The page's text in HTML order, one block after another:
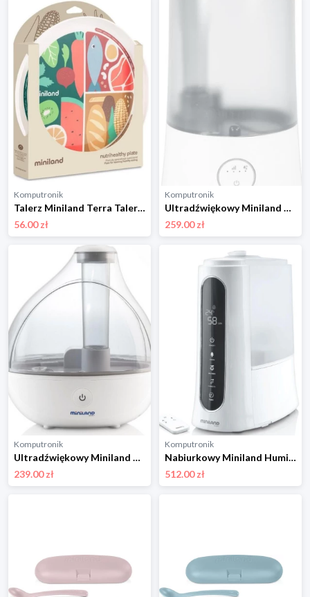
Komputronik
Talerz Miniland Terra Talerz Do Karmienia Metodą BLW ML89422
56.00 zł
Komputronik
Ultradźwiękowy Miniland ML89319
259.00 zł
Komputronik
Ultradźwiękowy Miniland ML89173 biały
239.00 zł
Komputronik
Nabiurkowy Miniland Humitouch Pure ML89208
512.00 zł